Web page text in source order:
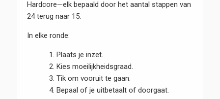
Hardcore—elk bepaald door het aantal stappen van
24 terug naar 15.
In elke ronde:
Plaats je inzet.
Kies moeilijkheidsgraad.
Tik om vooruit te gaan.
Bepaal of je uitbetaalt of doorgaat.